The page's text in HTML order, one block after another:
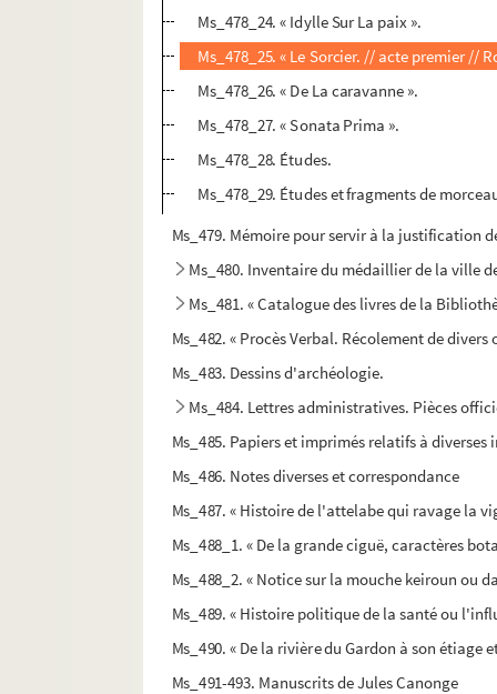
Ms_478_24. « Idylle Sur La paix ».
Ms_478_25. « Le Sorcier. // acte premier //
Ms_478_26. « De La caravanne ».
Ms_478_27. « Sonata Prima ».
Ms_478_28. Études.
Ms_478_29. Études et fragments de
Ms_479. Mémoire pour servir à la justification
Ms_480. Inventaire du médaillier de la ville
Ms_481. « Catalogue des livres de la
Ms_482. « Procès Verbal. Récolement de
Ms_483. Dessins d'archéologie.
Ms_484. Lettres administratives. Pièces
Ms_485. Papiers et imprimés relatifs à
Ms_486. Notes diverses et correspondance
Ms_487. « Histoire de l'attelabe qui ravage la
Ms_488_1. « De la grande ciguë, caractères
Ms_488_2. « Notice sur la mouche keiroun ou
Ms_489. « Histoire politique de la santé ou
Ms_490. « De la rivière du Gardon à son
Ms_491-493. Manuscrits de Jules Canonge